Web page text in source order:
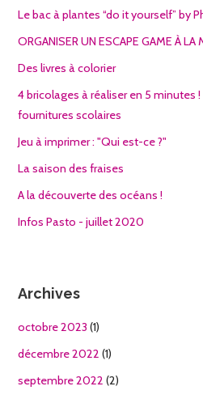
Le bac à plantes “do it yourself” by
ORGANISER UN ESCAPE GAME À LA
Des livres à colorier
4 bricolages à réaliser en 5 minutes
fournitures scolaires
Jeu à imprimer : "Qui est-ce ?"
La saison des fraises
A la découverte des océans !
Infos Pasto - juillet 2020
Archives
octobre 2023 (1)
décembre 2022 (1)
septembre 2022 (2)